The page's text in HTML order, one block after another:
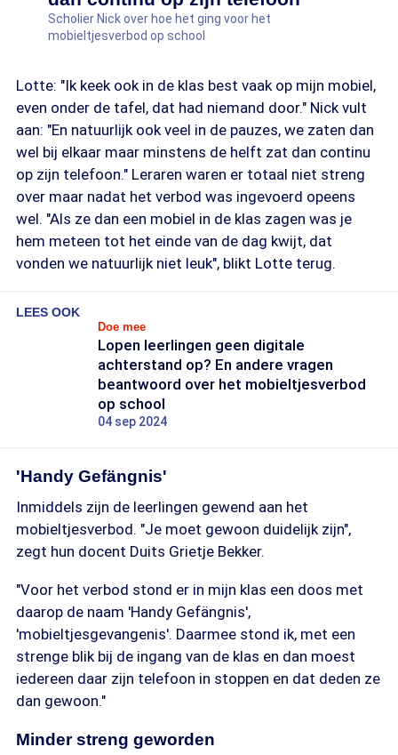
Scholier Nick over hoe het ging voor het
mobieltjesverbod op school
Lotte: "Ik keek ook in de klas best vaak op mijn mobiel,
even onder de tafel, dat had niemand door." Nick vult
aan: "En natuurlijk ook veel in de pauzes, we zaten dan
wel bij elkaar maar minstens de helft zat dan continu
op zijn telefoon." Leraren waren er totaal niet streng
over maar nadat het verbod was ingevoerd opeens
wel. "Als ze dan een mobiel in de klas zagen was je
hem meteen tot het einde van de dag kwijt, dat
vonden we natuurlijk niet leuk", blikt Lotte terug.
LEES OOK
Doe mee
Lopen leerlingen geen digitale
achterstand op? En andere vragen
beantwoord over het mobieltjesverbod
op school
04 sep 2024
'Handy Gefängnis'
Inmiddels zijn de leerlingen gewend aan het
mobieltjesverbod. "Je moet gewoon duidelijk zijn",
zegt hun docent Duits Grietje Bekker.
"Voor het verbod stond er in mijn klas een doos met
daarop de naam 'Handy Gefängnis',
'mobieltjesgevangenis'. Daarmee stond ik, met een
strenge blik bij de ingang van de klas en dan moest
iedereen daar zijn telefoon in stoppen en dat deden ze
dan gewoon."
Minder streng geworden